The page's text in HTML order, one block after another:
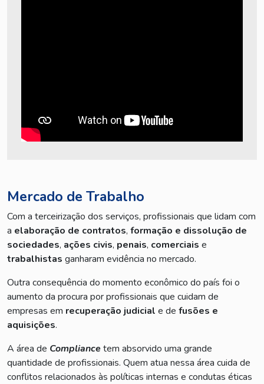
Mercado de Trabalho
Com a terceirização dos serviços, profissionais que lidam com
a elaboração de contratos, formação e dissolução de
sociedades, ações civis, penais, comerciais e
trabalhistas ganharam evidência no mercado.
Outra consequência do momento econômico do país foi o
aumento da procura por profissionais que cuidam de
empresas em recuperação judicial e de fusões e
aquisições.
A área de Compliancetem absorvido uma grande
quantidade de profissionais. Quem atua nessa área cuida de
conflitos relacionados às políticas internas e condutas éticas